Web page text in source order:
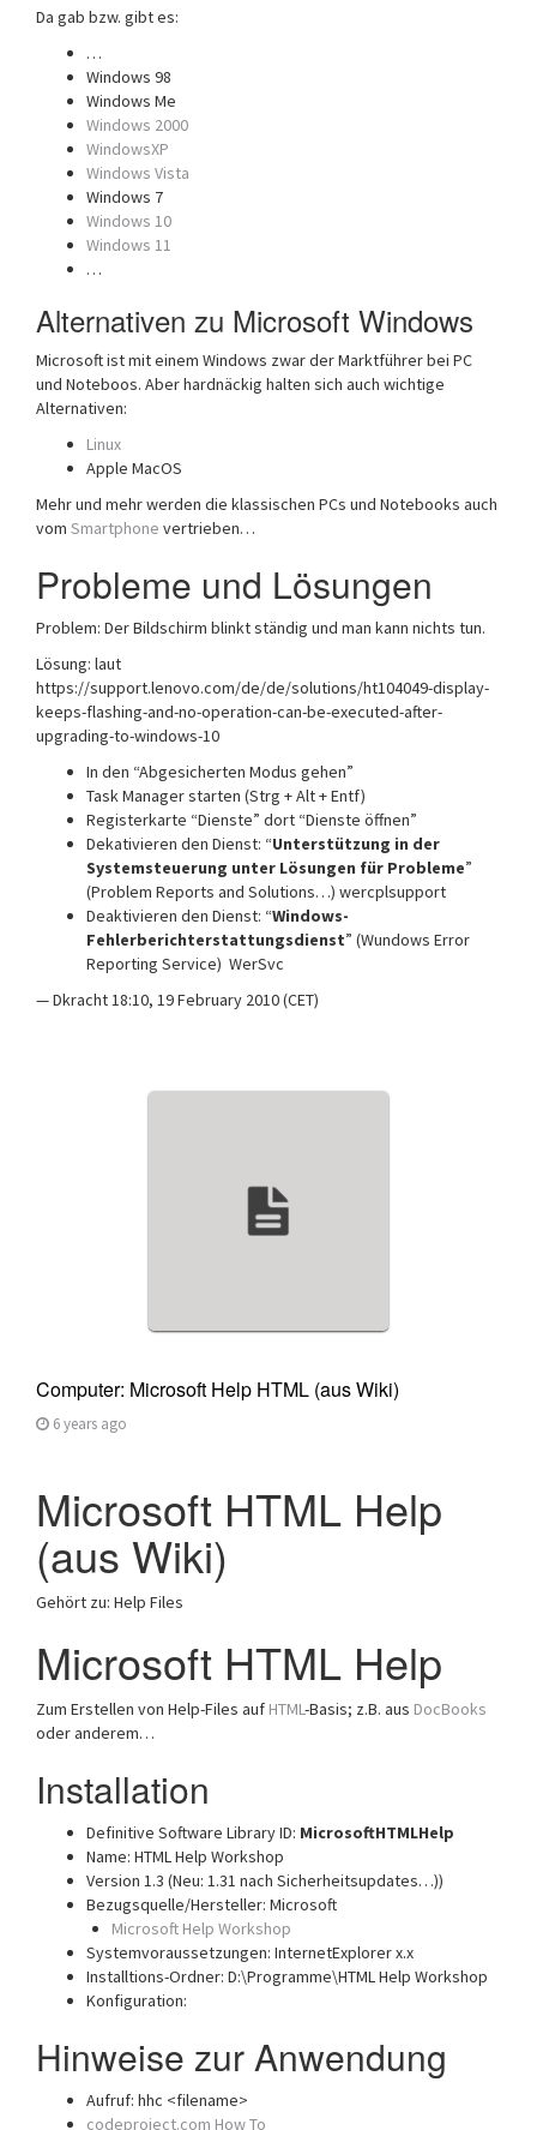
Da gab bzw. gibt es:
…
Windows 98
Windows Me
Windows 2000
WindowsXP
Windows Vista
Windows 7
Windows 10
Windows 11
…
Alternativen zu Microsoft Windows
Microsoft ist mit einem Windows zwar der Marktführer bei PC
und Noteboos. Aber hardnäckig halten sich auch wichtige
Alternativen:
Linux
Apple MacOS
Mehr und mehr werden die klassischen PCs und Notebooks auch
vom Smartphone vertrieben…
Probleme und Lösungen
Problem: Der Bildschirm blinkt ständig und man kann nichts tun.
Lösung: laut
https://support.lenovo.com/de/de/solutions/ht104049-display-
keeps-flashing-and-no-operation-can-be-executed-after-
upgrading-to-windows-10
In den “Abgesicherten Modus gehen”
Task Manager starten (Strg + Alt + Entf)
Registerkarte “Dienste” dort “Dienste öffnen”
Dekativieren den Dienst: “Unterstützung in der
Systemsteuerung unter Lösungen für Probleme”
(Problem Reports and Solutions…) wercplsupport
Deaktivieren den Dienst: “Windows-
Fehlerberichterstattungsdienst” (Wundows Error
Reporting Service) WerSvc
— Dkracht 18:10, 19 February 2010 (CET)
Computer: Microsoft Help HTML (aus Wiki)
6 years ago
Microsoft HTML Help
(aus Wiki)
Gehört zu: Help Files
Microsoft HTML Help
Zum Erstellen von Help-Files auf HTML-Basis; z.B. aus DocBooks
oder anderem…
Installation
Definitive Software Library ID: MicrosoftHTMLHelp
Name: HTML Help Workshop
Version 1.3 (Neu: 1.31 nach Sicherheitsupdates…))
Bezugsquelle/Hersteller: Microsoft
Microsoft Help Workshop
Systemvoraussetzungen: InternetExplorer x.x
Installtions-Ordner: D:\Programme\HTML Help Workshop
Konfiguration:
Hinweise zur Anwendung
Aufruf: hhc <filename>
codeproject.com How To